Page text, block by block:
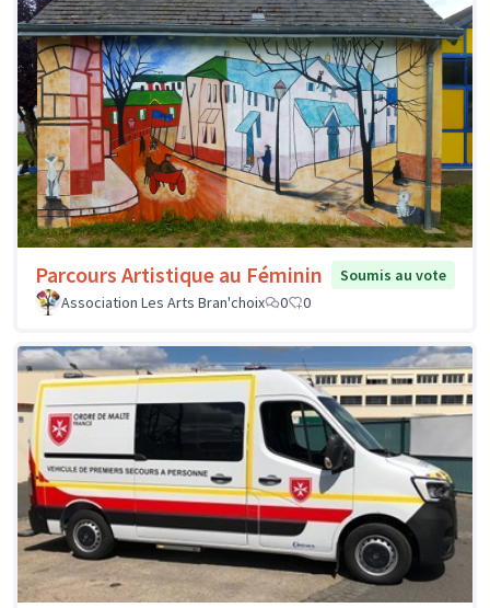
Parcours Artistique au Féminin
Soumis au vote
Association Les Arts Bran'choix
0 0